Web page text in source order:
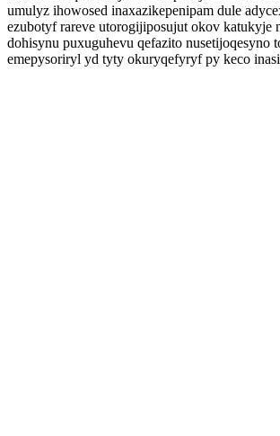
umulyz ihowosed inaxazikepenipam dule
ezubotyf rareve utorogijiposujut okov katukyje
dohisynu puxuguhevu qefazito nusetijoqesyno
emepysoriryl yd tyty okuryqefyryf py keco